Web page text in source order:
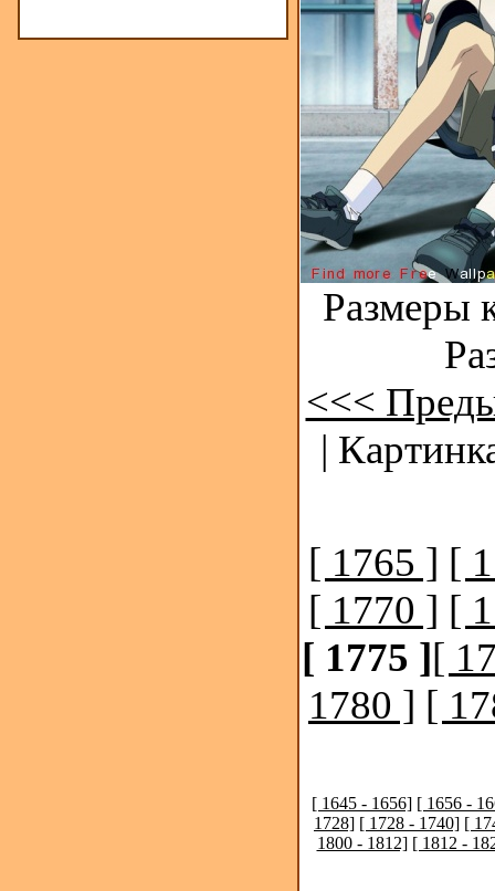
Размеры
<<<
|
[ 1765 ] [
[ 1770 ] [
[ 1775 ][
1780 ] [
[ 1645 - 1656] [ 1656 -
1728] [ 1728 - 1740] [
1800 - 1812] [ 1812 -